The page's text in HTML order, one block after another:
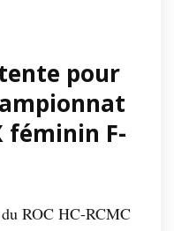
pour
féminin F-
ROC HC-RCMC